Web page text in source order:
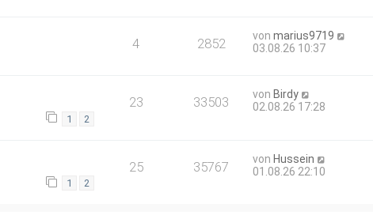
4 2852 vonmarius9719
03.08.26 10:37
1 2
23 33503 von Birdy
02.08.26 17:28
1 2
25 35767 vonHussein
01.08.26 22:10